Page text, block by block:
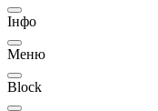
Інфо
Меню
Block